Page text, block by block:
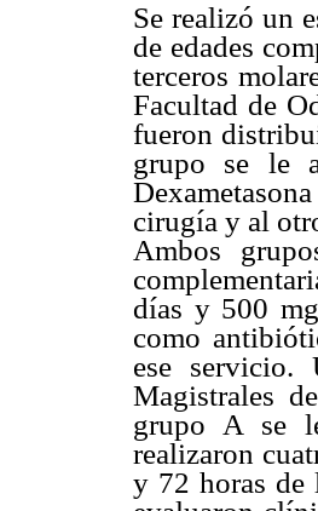
Se realizó un
de edades
terceros
Facultad de
fueron
grupo se le
cirugía y al
Ambos
días y 500
como
ese servicio.
Magistrales
grupo A se
realizaron
y 72 horas de